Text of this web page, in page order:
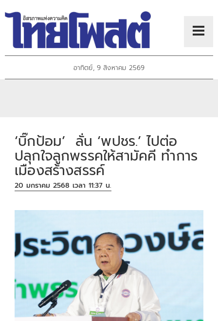
อาทิตย์, 9 สิงหาคม 2569
‘บิ๊กป้อม’ ลั่น ‘พปชร.’ ไปต่อ
ปลุกใจลูกพรรคให้สามัคคี ทำการ
เมืองสร้างสรรค์
20 มกราคม 2568 เวลา 11:37 น.